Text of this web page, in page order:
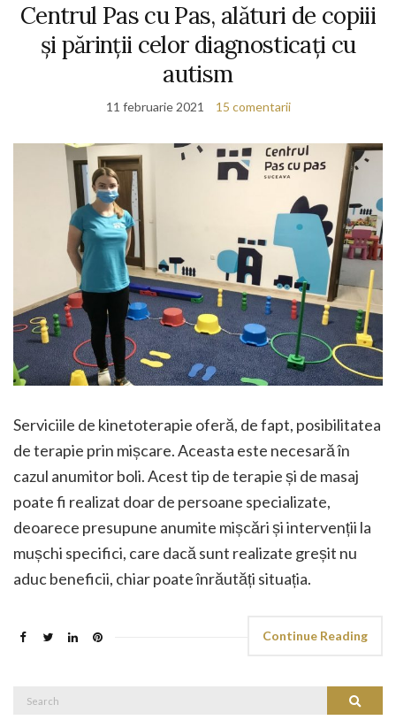
Centrul Pas cu Pas, alături de copiii
și părinții celor diagnosticați cu
autism
11 februarie 2021 15 comentarii
Serviciile de kinetoterapie oferă, de fapt, posibilitatea
de terapie prin mișcare. Aceasta este necesară în
cazul anumitor boli. Acest tip de terapie și de masaj
poate fi realizat doar de persoane specializate,
deoarece presupune anumite mișcări și intervenții la
mușchi specifici, care dacă sunt realizate greșit nu
aduc beneficii, chiar poate înrăutăți situația.
Continue Reading
Search